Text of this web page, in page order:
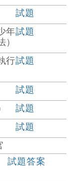
試題
年試題
行試題
試題
試題
試題
試題答案